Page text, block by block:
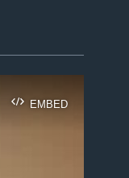
EMBED